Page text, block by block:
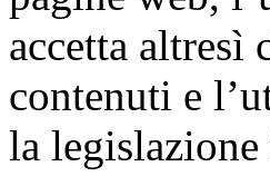
accetta altresì
contenuti e
la